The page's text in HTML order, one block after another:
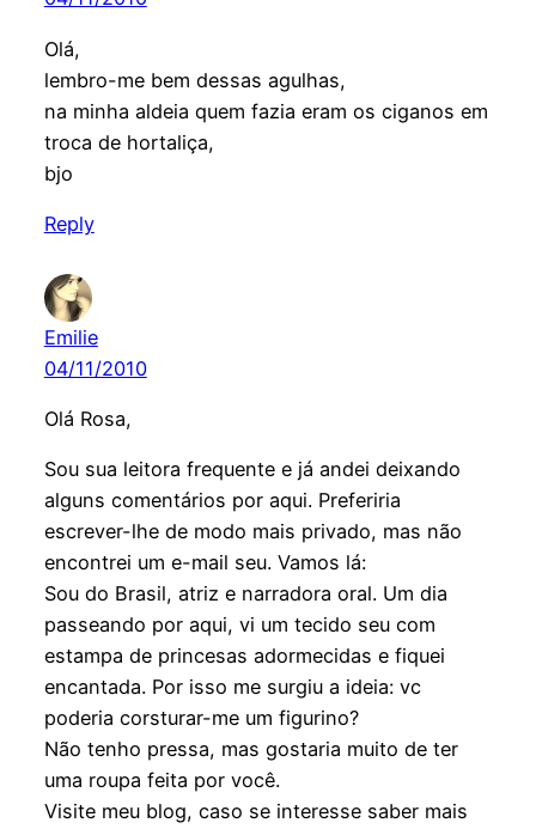
Olá,
lembro-me bem dessas agulhas,
na minha aldeia quem fazia eram os ciganos em
troca de hortaliça,
bjo
Reply
Emilie
04/11/2010
Olá Rosa,
Sou sua leitora frequente e já andei deixando
alguns comentários por aqui. Preferiria
escrever-lhe de modo mais privado, mas não
encontrei um e-mail seu. Vamos lá:
Sou do Brasil, atriz e narradora oral. Um dia
passeando por aqui, vi um tecido seu com
estampa de princesas adormecidas e fiquei
encantada. Por isso me surgiu a ideia: vc
poderia corsturar-me um figurino?
Não tenho pressa, mas gostaria muito de ter
uma roupa feita por você.
Visite meu blog, caso se interesse saber mais